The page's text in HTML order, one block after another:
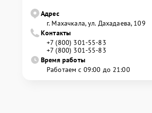
Адрес
г. Махачкала, ул. Дахадаева, 109
Контакты
+7 (800) 301-55-83
+7 (800) 301-55-83
Время работы
Работаем с 09:00 до 21:00